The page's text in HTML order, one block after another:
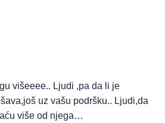
višeeee.. Ljudi ,pa da li je
uz vašu podršku.. Ljudi,da
više od njega…